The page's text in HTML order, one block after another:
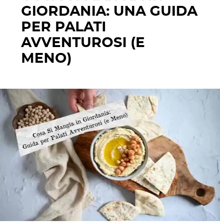
GIORDANIA: UNA GUIDA
PER PALATI
AVVENTUROSI (E
MENO)